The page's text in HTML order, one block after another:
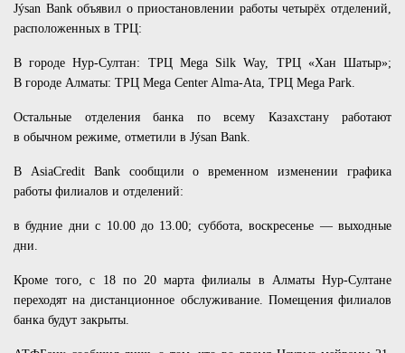
Jýsan Bank объявил о приостановлении работы четырёх отделений,
расположенных в ТРЦ:
В городе Нур-Султан: ТРЦ Mega Silk Way, ТРЦ «Хан Шатыр»;
В городе Алматы: ТРЦ Mega Center Alma-Ata, ТРЦ Mega Park.
Остальные отделения банка по всему Казахстану работают
в обычном режиме, отметили в Jýsan Bank.
В AsiaCredit Bank сообщили о временном изменении графика
работы филиалов и отделений:
в будние дни с 10.00 до 13.00; суббота, воскресенье — выходные
дни.
Кроме того, с 18 по 20 марта филиалы в Алматы Нур-Султане
переходят на дистанционное обслуживание. Помещения филиалов
банка будут закрыты.